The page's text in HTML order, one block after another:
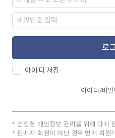
로
아이디 저장
아이디/비밀
안전한 개인정보 관리를 위해 다시
판매자 회원이 아닌 경우 먼저 회원